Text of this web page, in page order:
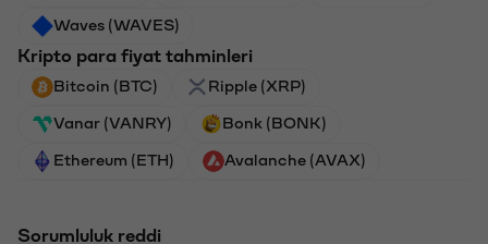
Waves (WAVES)
Kripto para fiyat tahminleri
Bitcoin (BTC) Ripple (XRP)
Vanar (VANRY) Bonk (BONK)
Ethereum (ETH) Avalanche (AVAX)
Sorumluluk reddi